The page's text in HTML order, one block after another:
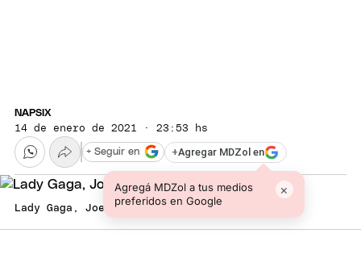
NAPSIX
14 de enero de 2021 · 23:53 hs
+Agregar MDZol en
Agregá MDZol a tus medios
preferidos en Google
×
+ Seguir en
Lady Gaga, Joe Biden